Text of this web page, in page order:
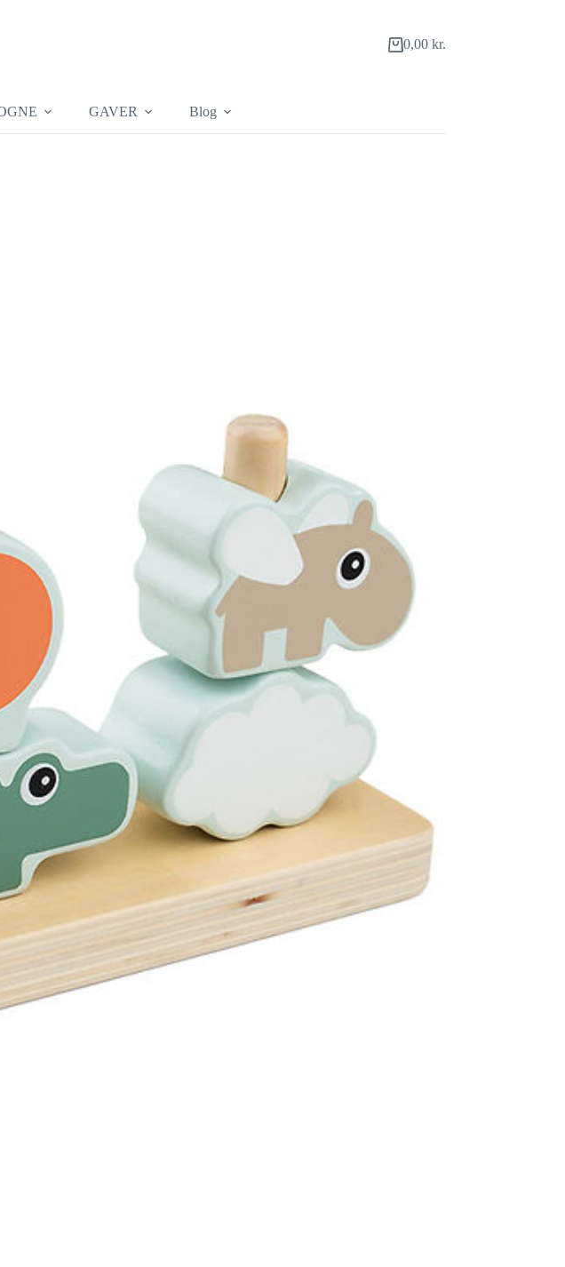
Indkøbskurv
0,00 kr.
GAVER Blog